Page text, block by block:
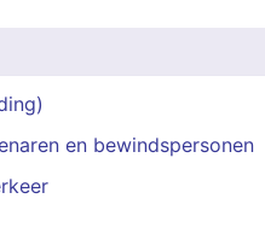
en bewindspersonen